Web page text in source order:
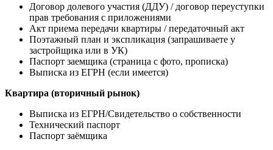
Договор долевого участия (ДДУ) / договор переуступки
прав требования с приложениями
Акт приема передачи квартиры / передаточный акт
Поэтажный план и экспликация (запрашиваете у
застройщика или в УК)
Паспорт заемщика (страница с фото, прописка)
Выписка из ЕГРН (если имеется)
Квартира (вторичный рынок)
Выписка из ЕГРН/Свидетельство о собственности
Технический паспорт
Паспорт заёмщика